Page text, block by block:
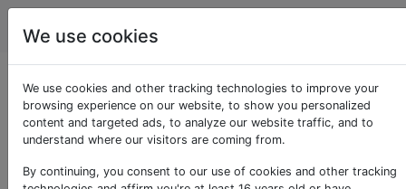
Apple
Vantaggio di fare una
installazione pulita di
We use cookies
We use cookies and other tracking technologies to improve your
browsing experience on our website, to show you personalized
content and targeted ads, to analyze our website traffic, and to
understand where our visitors are coming from.
By continuing, you consent to our use of cookies and other tracking